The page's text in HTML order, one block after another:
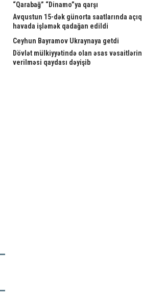
“Qarabağ” “Dinamo”ya qarşı
Avqustun 15-dək günorta saatlarında açıq
havada işləmək qadağan edildi
Ceyhun Bayramov Ukraynaya getdi
Dövlət mülkiyyətində olan əsas vəsaitlərin
verilməsi qaydası dəyişib